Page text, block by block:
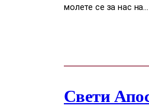
молете се за нас на…
Свети